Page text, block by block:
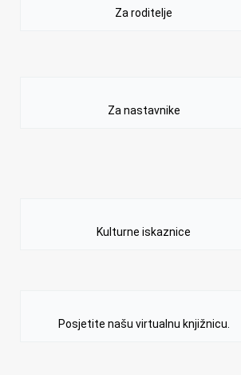
Za roditelje
Za nastavnike
Kulturne iskaznice
Posjetite našu virtualnu knjižnicu.